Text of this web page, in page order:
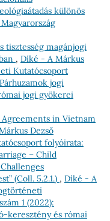
különös
tisztesség magánjogi
, Díké - A Márkus
Kutatócsoport
jogi
jogi gyökerei
in Vietnam
Dezső
folyóirata:
– Child
(Coll. 5.2.1.) , Díké - A
1 (2022):
keresztény és római